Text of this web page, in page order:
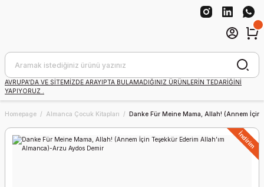
AVRUPA'DA VE SİTEMİZDE ARAYIPTA BULAMADIĞINIZ ÜRÜNLERİN TEDARİĞİNİ
YAPIYORUZ .
Homepage Almanca Çocuk Kitapları Danke Für Meine Mama, Allah! (Annem İçin
İndirim